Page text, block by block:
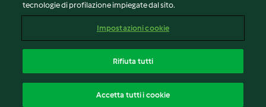
Note legali
Contenuto del rapporto
Dichiarazione di accessibilità
tecnologie di profilazione impiegate dal sito.
Impostazioni cookie
Rifiuta tutti
Accetta tutti i cookie